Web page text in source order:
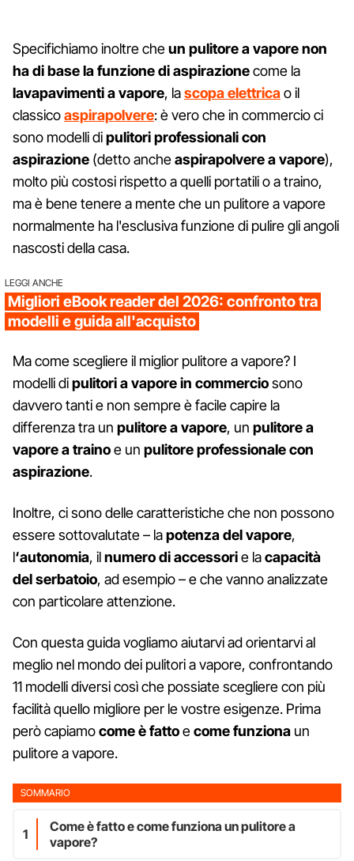
Specifichiamo inoltre cheun pulitore a vapore non
ha di base la funzione di aspirazionecome la
lavapavimenti a vapore, lascopa elettricao il
classicoaspirapolvere: è vero che in commercio ci
sono modelli dipulitori professionali con
aspirazione (detto ancheaspirapolvere a vapore),
molto più costosi rispetto a quelli portatili o a traino,
ma è bene tenere a mente che un pulitore a vapore
normalmente ha l'esclusiva funzione di pulire gli angoli
nascosti della casa.
LEGGI ANCHE
Migliori eBook reader del 2026: confronto tra
modelli e guida all'acquisto
Ma come scegliere il miglior pulitore a vapore? I
modelli dipulitori a vapore in commerciosono
davvero tanti e non sempre è facile capire la
differenza tra un pulitore a vapore, un pulitore a
vapore a trainoe un pulitore professionale con
aspirazione.
Inoltre, ci sono delle caratteristiche che non possono
essere sottovalutate – lapotenza del vapore,
l‘autonomia, ilnumero di accessorie lacapacità
del serbatoio, ad esempio – e che vanno analizzate
con particolare attenzione.
Con questa guida vogliamo aiutarvi ad orientarvi al
meglio nel mondo dei pulitori a vapore, confrontando
11 modelli diversi così che possiate scegliere con più
facilità quello migliore per le vostre esigenze. Prima
però capiamocome è fattoecome funziona un
pulitore a vapore.
SOMMARIO
1
Come è fatto e come funziona un pulitore a
vapore?